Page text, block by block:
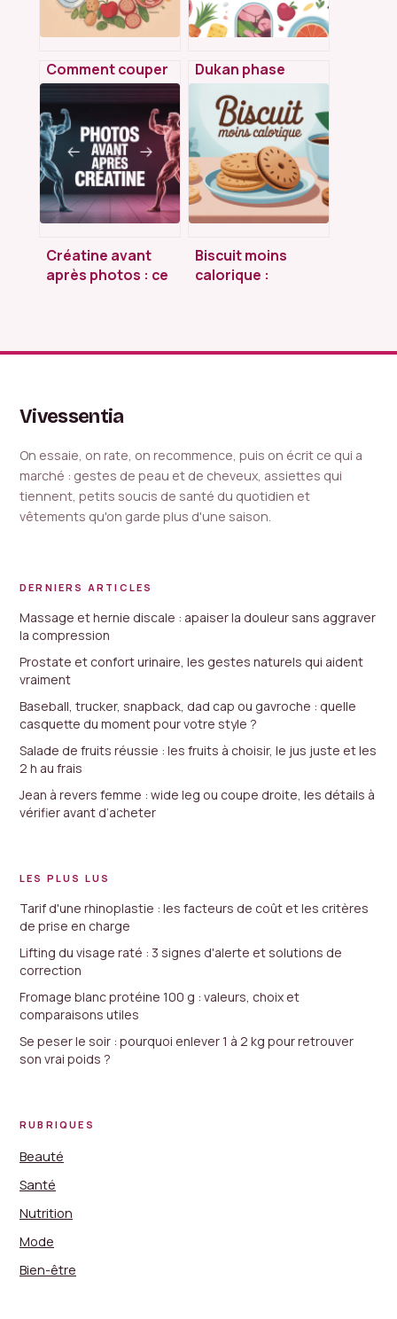
Comment couper
la faim sans
danger pour votre
santé
Dukan phase
d’attaque : liste
complète des 72
aliments autorisés
Créatine avant
après photos : ce
Biscuit moins
calorique :
Vivessentia
On essaie, on rate, on recommence, puis on écrit ce qui a
marché : gestes de peau et de cheveux, assiettes qui
tiennent, petits soucis de santé du quotidien et
vêtements qu'on garde plus d'une saison.
DERNIERS ARTICLES
Massage et hernie discale : apaiser la douleur sans aggraver
la compression
Prostate et confort urinaire, les gestes naturels qui aident
vraiment
Baseball, trucker, snapback, dad cap ou gavroche : quelle
casquette du moment pour votre style ?
Salade de fruits réussie : les fruits à choisir, le jus juste et les
2 h au frais
Jean à revers femme : wide leg ou coupe droite, les détails à
vérifier avant d’acheter
LES PLUS LUS
Tarif d'une rhinoplastie : les facteurs de coût et les critères
de prise en charge
Lifting du visage raté : 3 signes d'alerte et solutions de
correction
Fromage blanc protéine 100 g : valeurs, choix et
comparaisons utiles
Se peser le soir : pourquoi enlever 1 à 2 kg pour retrouver
son vrai poids ?
RUBRIQUES
Beauté
Santé
Nutrition
Mode
Bien-être